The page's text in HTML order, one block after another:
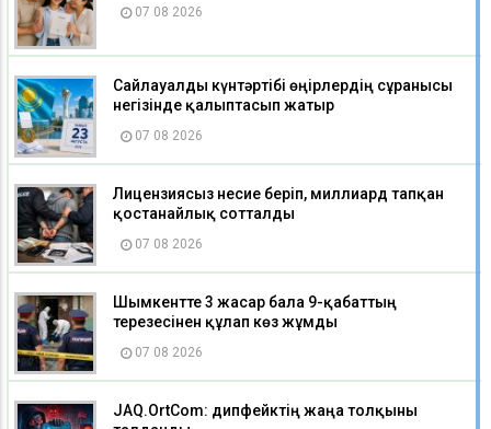
07 08 2026
Сайлауалды күнтәртібі өңірлердің сұранысы
негізінде қалыптасып жатыр
07 08 2026
Лицензиясыз несие беріп, миллиард тапқан
қостанайлық сотталды
07 08 2026
Шымкентте 3 жасар бала 9-қабаттың
терезесінен құлап көз жұмды
07 08 2026
JAQ.OrtCom: дипфейктің жаңа толқыны